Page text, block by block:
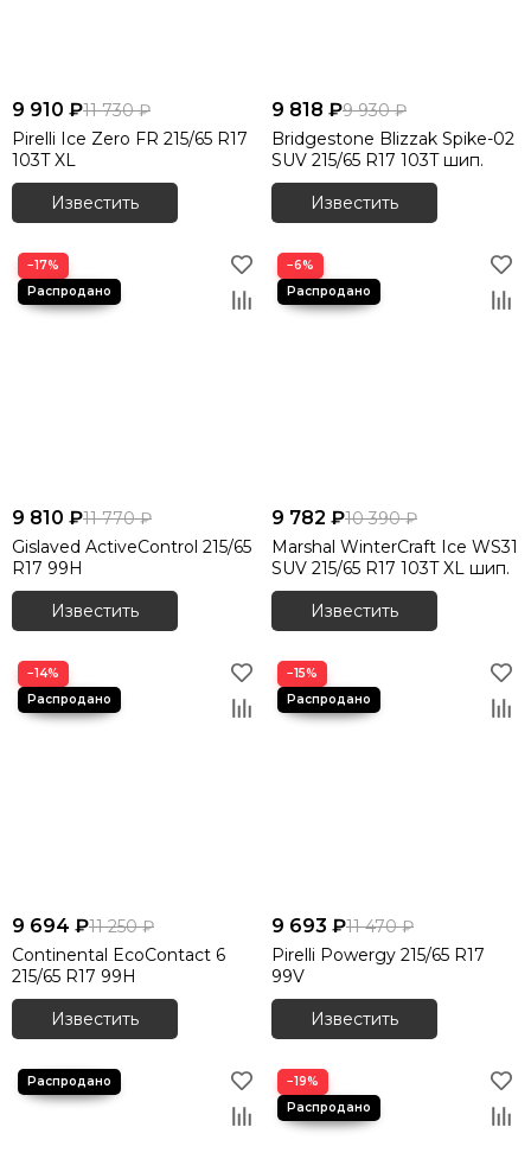
9 910 ₽11 730 ₽
Pirelli Ice Zero FR 215/65 R17
103T XL
Известить
9 818 ₽9 930 ₽
Bridgestone Blizzak Spike-02
SUV 215/65 R17 103T шип.
Известить
−17%
9 810 ₽11 770 ₽
Gislaved ActiveControl 215/65
R17 99H
Известить
−6%
9 782 ₽10 390 ₽
Marshal WinterCraft Ice WS31
SUV 215/65 R17 103T XL шип.
Известить
−14%
9 694 ₽11 250 ₽
Continental EcoContact 6
215/65 R17 99H
Известить
−15%
9 693 ₽11 470 ₽
Pirelli Powergy 215/65 R17
99V
Известить
−19%